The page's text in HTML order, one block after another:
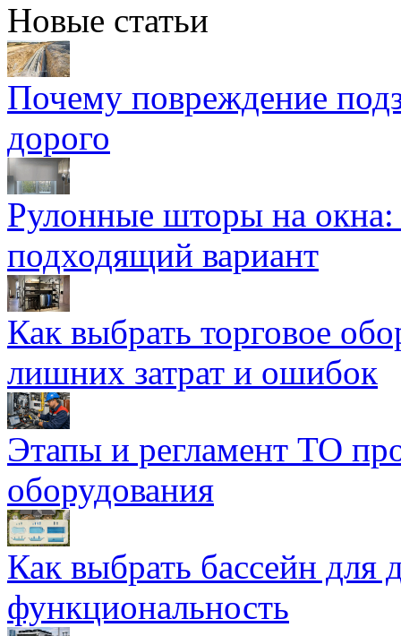
Новые статьи
Почему повреждение
дорого
Рулонные шторы на
подходящий вариант
Как выбрать торговое
лишних затрат и ошибок
Этапы и регламент ТО
оборудования
Как выбрать бассейн для
функциональность